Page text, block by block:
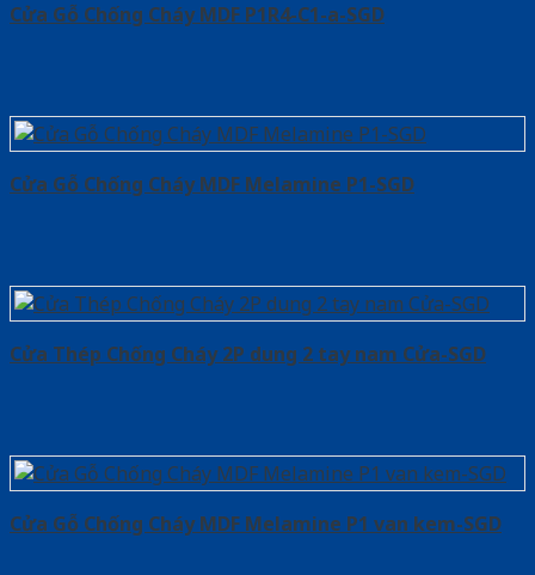
Cửa Gỗ Chống Cháy MDF P1R4-C1-a-SGD
Cửa Gỗ Chống Cháy MDF Melamine P1-SGD
Cửa Thép Chống Cháy 2P dung 2 tay nam Cửa-SGD
Cửa Gỗ Chống Cháy MDF Melamine P1 van kem-SGD